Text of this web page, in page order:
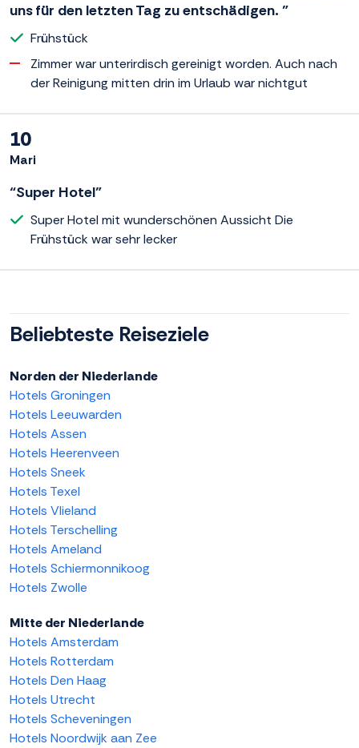
uns für den letzten Tag zu entschädigen. ”
Frühstück
Zimmer war unterirdisch gereinigt worden. Auch nach
der Reinigung mitten drin im Urlaub war nichtgut
10
Mari
“Super Hotel”
Super Hotel mit wunderschönen Aussicht Die
Frühstück war sehr lecker
Beliebteste Reiseziele
Norden der Niederlande
Hotels Groningen
Hotels Leeuwarden
Hotels Assen
Hotels Heerenveen
Hotels Sneek
Hotels Texel
Hotels Vlieland
Hotels Terschelling
Hotels Ameland
Hotels Schiermonnikoog
Hotels Zwolle
Mitte der Niederlande
Hotels Amsterdam
Hotels Rotterdam
Hotels Den Haag
Hotels Utrecht
Hotels Scheveningen
Hotels Noordwijk aan Zee